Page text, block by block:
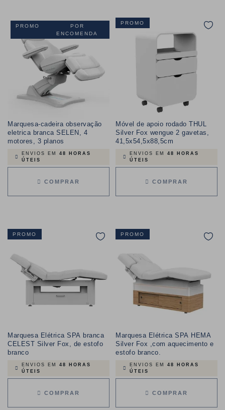
PROMO
POR
ENCOMENDA
Marquesa-cadeira observação
eletrica branca SELEN, 4
motores, 3 planos
ENVIOS EM 48 HORAS
ÚTEIS
COMPRAR
PROMO
Móvel de apoio rodado THUL
Silver Fox wengue 2 gavetas,
41,5x54,5x88,5cm
ENVIOS EM 48 HORAS
ÚTEIS
COMPRAR
PROMO
Marquesa Elétrica SPA branca
CELEST Silver Fox, de estofo
branco
ENVIOS EM 48 HORAS
ÚTEIS
COMPRAR
PROMO
Marquesa Elétrica SPA HEMA
Silver Fox ,com aquecimento e
estofo branco.
ENVIOS EM 48 HORAS
ÚTEIS
COMPRAR